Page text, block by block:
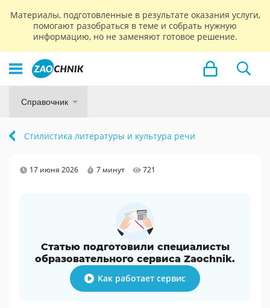
Материалы, подготовленные в результате оказания услуги,
помогают разобраться в теме и собрать нужную
информацию, но не заменяют готовое решение.
Справочник
Стилистика литературы и культура речи
17 июня 2026 7 минут 721
Статью подготовили специалисты
образовательного сервиса Zaochnik.
Как работает сервис